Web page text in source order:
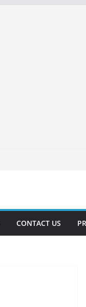
CONTACT US